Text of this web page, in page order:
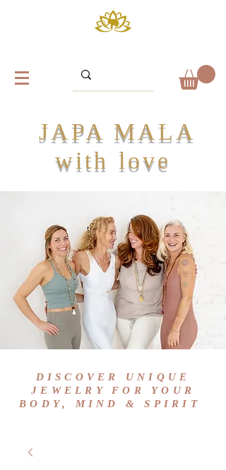
JAPA MALA
with love
DISCOVER UNIQUE
JEWELRY FOR YOUR
BODY, MIND & SPIRIT